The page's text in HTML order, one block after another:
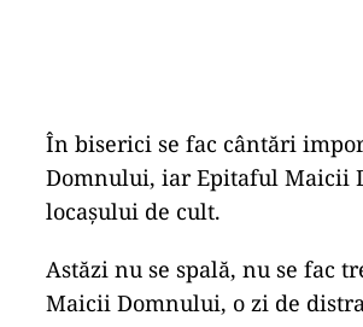
În biserici se fac cântări
Domnului, iar Epitaful Maicii
locașului de cult.
Astăzi nu se spală, nu se fac
Maicii Domnului, o zi de